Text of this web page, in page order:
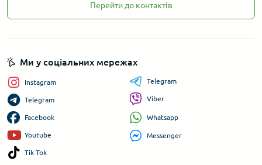
Перейти до контактів
Ми у соціальних мережах
Instagram
Telegram
Facebook
Youtube
Tik Tok
Telegram
Viber
Whatsapp
Messenger